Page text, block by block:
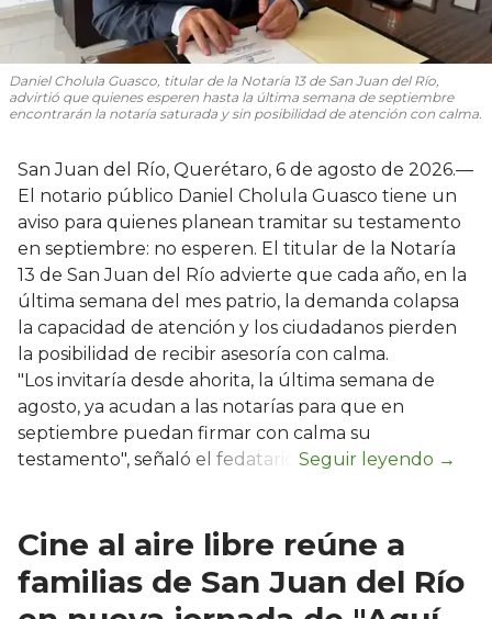
Daniel Cholula Guasco, titular de la Notaría 13 de San Juan del Río,
advirtió que quienes esperen hasta la última semana de septiembre
encontrarán la notaría saturada y sin posibilidad de atención con calma.
San Juan del Río, Querétaro, 6 de agosto de 2026.—
El notario público Daniel Cholula Guasco tiene un
aviso para quienes planean tramitar su testamento
en septiembre: no esperen. El titular de la Notaría
13 de San Juan del Río advierte que cada año, en la
última semana del mes patrio, la demanda colapsa
la capacidad de atención y los ciudadanos pierden
la posibilidad de recibir asesoría con calma.
"Los invitaría desde ahorita, la última semana de
agosto, ya acudan a las notarías para que en
septiembre puedan firmar con calma su
testamento", señaló el fedatario.
Cine al aire libre reúne a
familias de San Juan del Río